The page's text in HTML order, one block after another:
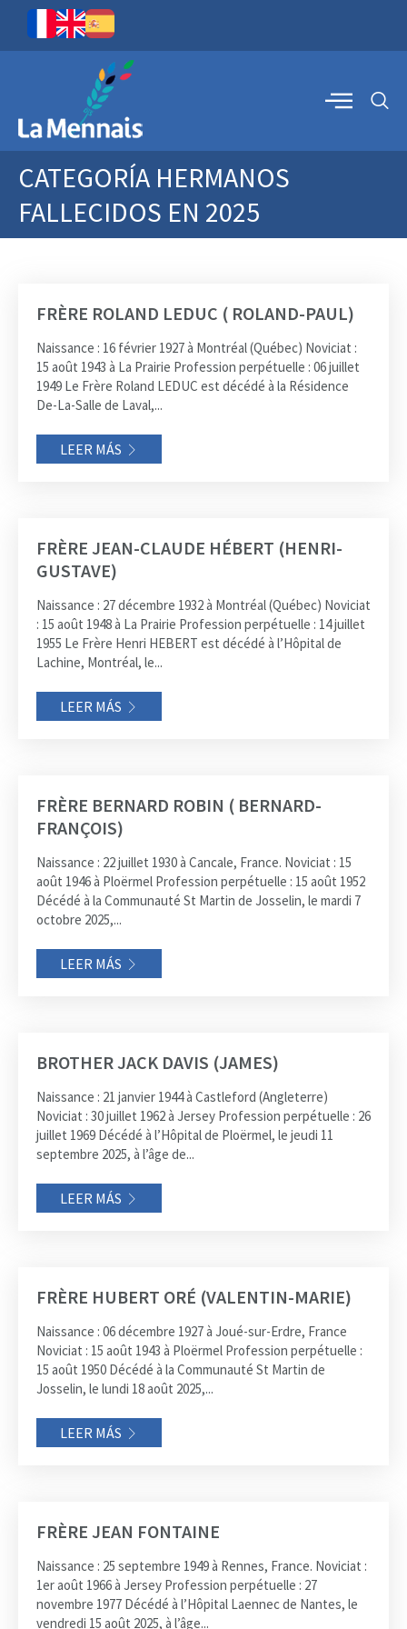
CATEGORÍA HERMANOS
FALLECIDOS EN 2025
FRÈRE ROLAND LEDUC ( ROLAND-PAUL)
Naissance : 16 février 1927 à Montréal (Québec) Noviciat :
15 août 1943 à La Prairie Profession perpétuelle : 06 juillet
1949 Le Frère Roland LEDUC est décédé à la Résidence
De-La-Salle de Laval,...
LEER MÁS
FRÈRE JEAN-CLAUDE HÉBERT (HENRI-
GUSTAVE)
Naissance : 27 décembre 1932 à Montréal (Québec) Noviciat
: 15 août 1948 à La Prairie Profession perpétuelle : 14 juillet
1955 Le Frère Henri HEBERT est décédé à l’Hôpital de
Lachine, Montréal, le...
LEER MÁS
FRÈRE BERNARD ROBIN ( BERNARD-
FRANÇOIS)
Naissance : 22 juillet 1930 à Cancale, France. Noviciat : 15
août 1946 à Ploërmel Profession perpétuelle : 15 août 1952
Décédé à la Communauté St Martin de Josselin, le mardi 7
octobre 2025,...
LEER MÁS
BROTHER JACK DAVIS (JAMES)
Naissance : 21 janvier 1944 à Castleford (Angleterre)
Noviciat : 30 juillet 1962 à Jersey Profession perpétuelle : 26
juillet 1969 Décédé à l’Hôpital de Ploërmel, le jeudi 11
septembre 2025, à l’âge de...
LEER MÁS
FRÈRE HUBERT ORÉ (VALENTIN-MARIE)
Naissance : 06 décembre 1927 à Joué-sur-Erdre, France
Noviciat : 15 août 1943 à Ploërmel Profession perpétuelle :
15 août 1950 Décédé à la Communauté St Martin de
Josselin, le lundi 18 août 2025,...
LEER MÁS
FRÈRE JEAN FONTAINE
Naissance : 25 septembre 1949 à Rennes, France. Noviciat :
1er août 1966 à Jersey Profession perpétuelle : 27
novembre 1977 Décédé à l’Hôpital Laennec de Nantes, le
vendredi 15 août 2025, à l’âge...